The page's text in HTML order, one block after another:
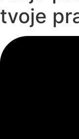
tvoje